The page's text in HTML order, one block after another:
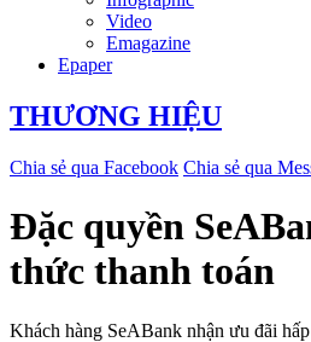
Video
Emagazine
Epaper
THƯƠNG HIỆU
Chia sẻ qua Facebook Chia sẻ qua
Đặc quyền
thức thanh toán
Khách hàng SeABank nhận ưu đãi